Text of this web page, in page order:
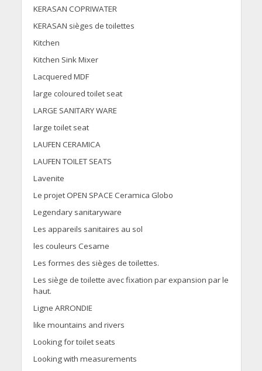
KERASAN COPRIWATER
KERASAN sièges de toilettes
Kitchen
Kitchen Sink Mixer
Lacquered MDF
large coloured toilet seat
LARGE SANITARY WARE
large toilet seat
LAUFEN CERAMICA
LAUFEN TOILET SEATS
Lavenite
Le projet OPEN SPACE Ceramica Globo
Legendary sanitaryware
Les appareils sanitaires au sol
les couleurs Cesame
Les formes des sièges de toilettes.
Les siège de toilette avec fixation par expansion par le
haut.
Ligne ARRONDIE
like mountains and rivers
Looking for toilet seats
Looking with measurements